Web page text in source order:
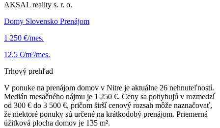
AKSAL reality s. r. o.
Domy Slovensko Prenájom
1 250 €/mes.
12,5 €/m²/mes.
Trhový prehľad
V ponuke na prenájom domov v Nitre je aktuálne 26 nehnuteľností.
Medián mesačného nájmu je 1 250 €. Ceny sa pohybujú v rozmedzí
od 300 € do 3 500 €, pričom širší cenový rozsah môže naznačovať,
že niektoré ponuky sú určené na krátkodobý prenájom. Priemerná
úžitková plocha domov je 135 m².